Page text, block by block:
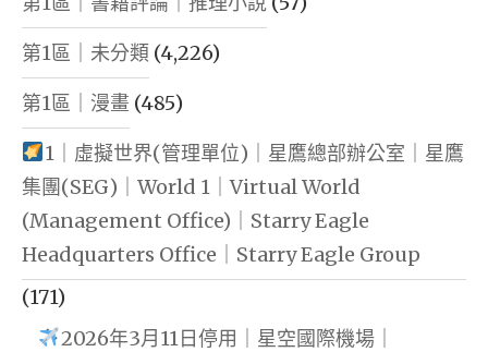
第1區｜未分類 (4,226)
第1區｜漫畫 (485)
1｜虛擬世界(管理單位)｜星鷹總部辦公室｜星鷹
集團(SEG)｜World 1｜Virtual World
(Management Office)｜Starry Eagle
Headquarters Office｜Starry Eagle Group
(171)
2026年3月11日停用｜星空國際機場｜